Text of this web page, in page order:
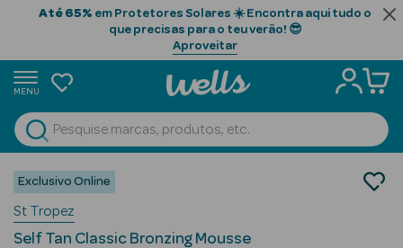
Até 65% em Protetores Solares ☀️ Encontra aqui tudo o
que precisas para o teu verão! 😎
Aproveitar
MENU
Ver Tudo
Beauty Season
Cabelo
Cosmética Rosto e Corpo
Bronzeadores
Exclusivo Online
St Tropez
Self Tan Classic Bronzing Mousse